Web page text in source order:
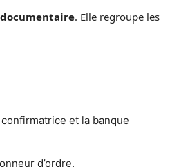
. Elle regroupe les
et la banque
d’ordre.